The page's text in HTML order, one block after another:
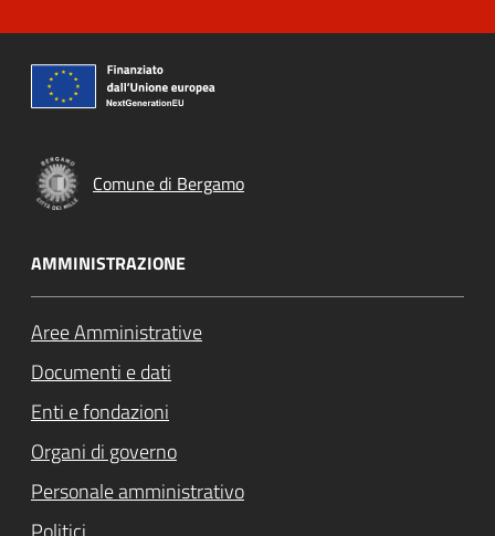
Comune di Bergamo
AMMINISTRAZIONE
Aree Amministrative
Documenti e dati
Enti e fondazioni
Organi di governo
Personale amministrativo